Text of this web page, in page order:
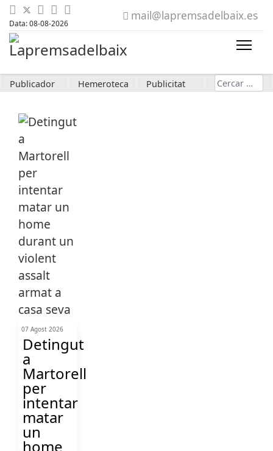
Data: 08-08-2026
mail@lapremsadelbaix.es
Publicador Hemeroteca Publicitat Cerca
07 Agost 2026
Detingut
a
Martorell
per
intentar
matar
un
home